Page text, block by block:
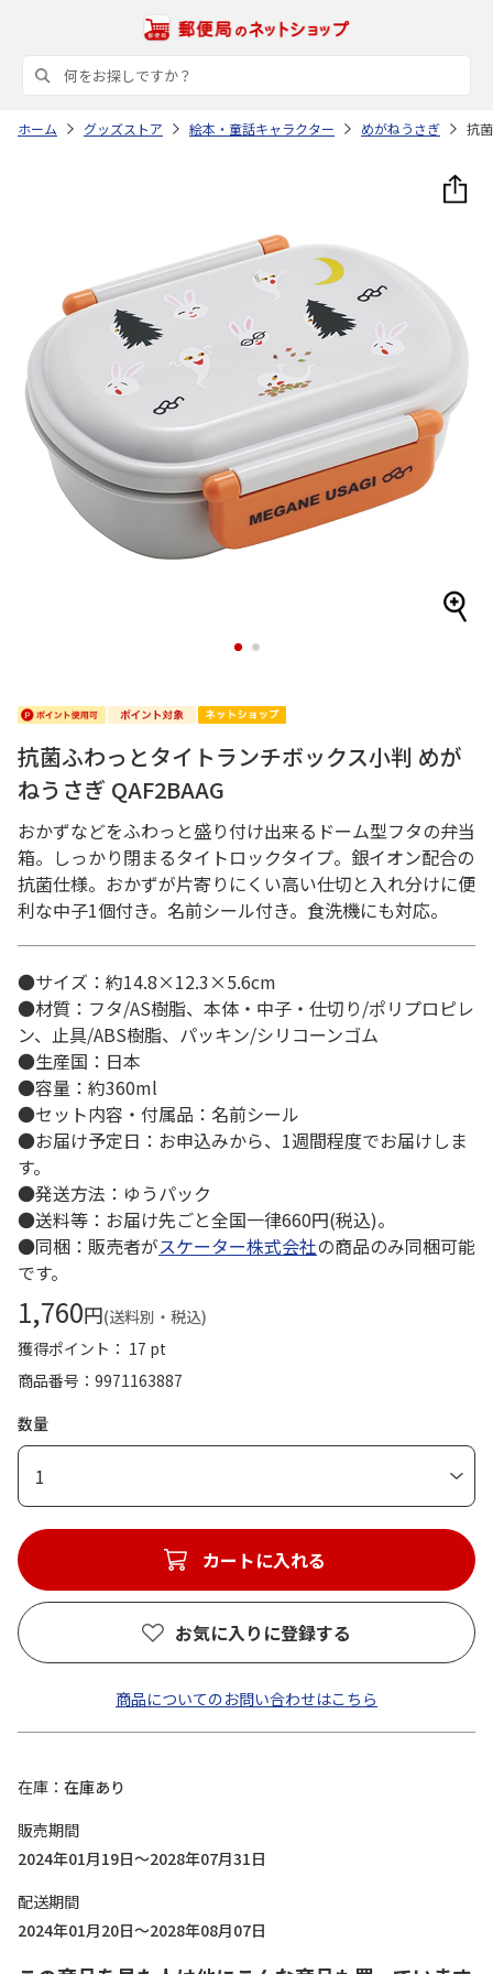
ホーム グッズストア 絵本・童話キャラクター めがねうさぎ 抗
1 2
抗菌ふわっとタイトランチボックス小判 めが
ねうさぎ QAF2BAAG
おかずなどをふわっと盛り付け出来るドーム型フタの弁当
箱。しっかり閉まるタイトロックタイプ。銀イオン配合の
抗菌仕様。おかずが片寄りにくい高い仕切と入れ分けに便
利な中子1個付き。名前シール付き。食洗機にも対応。
●サイズ：約14.8×12.3×5.6cm
●材質：フタ/AS樹脂、本体・中子・仕切り/ポリプロピレ
ン、止具/ABS樹脂、パッキン/シリコーンゴム
●生産国：日本
●容量：約360ml
●セット内容・付属品：名前シール
●お届け予定日：お申込みから、1週間程度でお届けしま
す。
●発送方法：ゆうパック
●送料等：お届け先ごと全国一律660円(税込)。
●同梱：販売者がスケーター株式会社の商品のみ同梱可能
です。
1,760円(送料別・税込)
獲得ポイント： 17 pt
商品番号
9971163887
数量
1
カートに入れる
お気に入りに登録する
商品についてのお問い合わせはこちら
在庫
在庫あり
販売期間
2024年01月19日～2028年07月31日
配送期間
2024年01月20日～2028年08月07日